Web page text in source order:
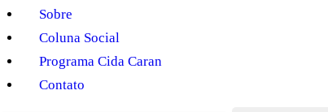
Sobre
Coluna Social
Programa Cida Caran
Contato